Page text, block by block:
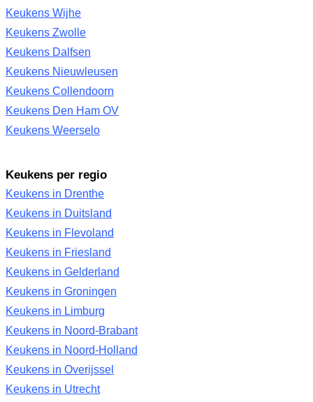
Keukens Wijhe
Keukens Zwolle
Keukens Dalfsen
Keukens Nieuwleusen
Keukens Collendoorn
Keukens Den Ham OV
Keukens Weerselo
Keukens per regio
Keukens in Drenthe
Keukens in Duitsland
Keukens in Flevoland
Keukens in Friesland
Keukens in Gelderland
Keukens in Groningen
Keukens in Limburg
Keukens in Noord-Brabant
Keukens in Noord-Holland
Keukens in Overijssel
Keukens in Utrecht